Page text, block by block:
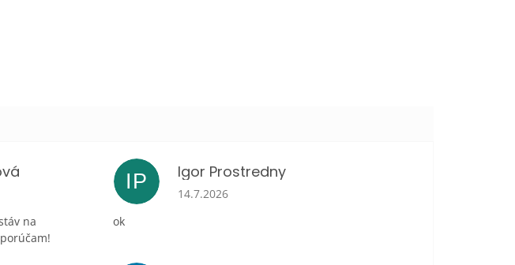
na
IP Igor Prostredny
Hodnotenie obchodu je 5 z 5 hviezdičiek.
14.7.2026
ok